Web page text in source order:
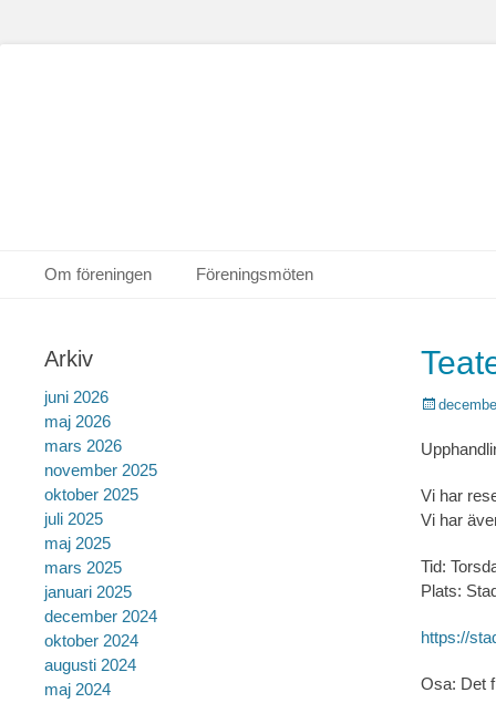
Primär meny
Om föreningen Föreningsmöten
innehåll
Postades
Vi har
Vi har
Tid:
Plats:
https://
Osa: Det
Arkiv
juni 2026
maj 2026
mars 2026
november 2025
oktober 2025
juli 2025
maj 2025
mars 2025
januari 2025
december 2024
oktober 2024
augusti 2024
maj 2024